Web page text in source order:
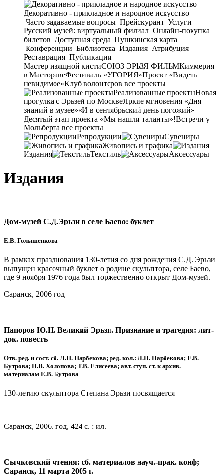
Декоративно - прикладное и народное искусство
Часто задаваемые вопросы Прейскурант Услуги
Русский музей: виртуальный филиал Онлайн-покупка
билетов Доступная среда Пушкинская карта
Конференции Библиотека Издания Атрибуция
Реставрация Публикации
Мастер изящной кистиСОЮЗ ЭРЬЗЯ ФИЛЬМКиммерия
в МасторавеФестиваль «УГОРИЯ»Проект «Видеть
невидимое»Клуб волонтеров все проекты
Реализованные проектыНовая
прогулка с Эрьзей по МосквеЯркие мгновения «Дня
знаний в музее»«И в сентябрьский день погожий»
Десятый этап проекта «Мы нашли таланты»!Встречи у
Мольберта все проекты
Репродукции
Сувениры
Живопись и графика
Издания
Текстиль Аксессуары
Издания
Дом-музей С.Д.Эрьзи в селе Баево: буклет
Е.В. Голышенкова
В рамках празднования 130-летия со дня рождения С.Д. Эрьзи
выпущен красочный буклет о родине скульптора, селе Баево,
где 9 ноября 1976 года был торжественно открыт Дом-музей.
Саранск, 2006 год
Папоров Ю.Н. Великий Эрьзя. Признание и трагедия: лит-
док. повесть
Отв. ред. и сост. сб. Л.Н. Нарбекова; ред. кол.: Л.Н. Нарбекова; Е.В.
Бутрова; Н.В. Холопова; Т.В. Елисеева; авт. ступ. ст. к архив.
материалам Е.В. Бутрова
130-летию скульптора Степана Эрьзи посвящается
Саранск, 2006. год, 424 с. : ил.
Сычковский чтения: сб. материалов науч.-прак. конф;
Саранск, 11 марта 2005 г.